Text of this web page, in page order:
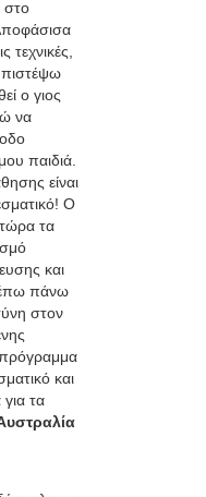
στο
τεχνικές,
πιστέψω
ο γιος
να
παιδιά.
είναι
Ο
τώρα τα
και
πάνω
στον
και
τα